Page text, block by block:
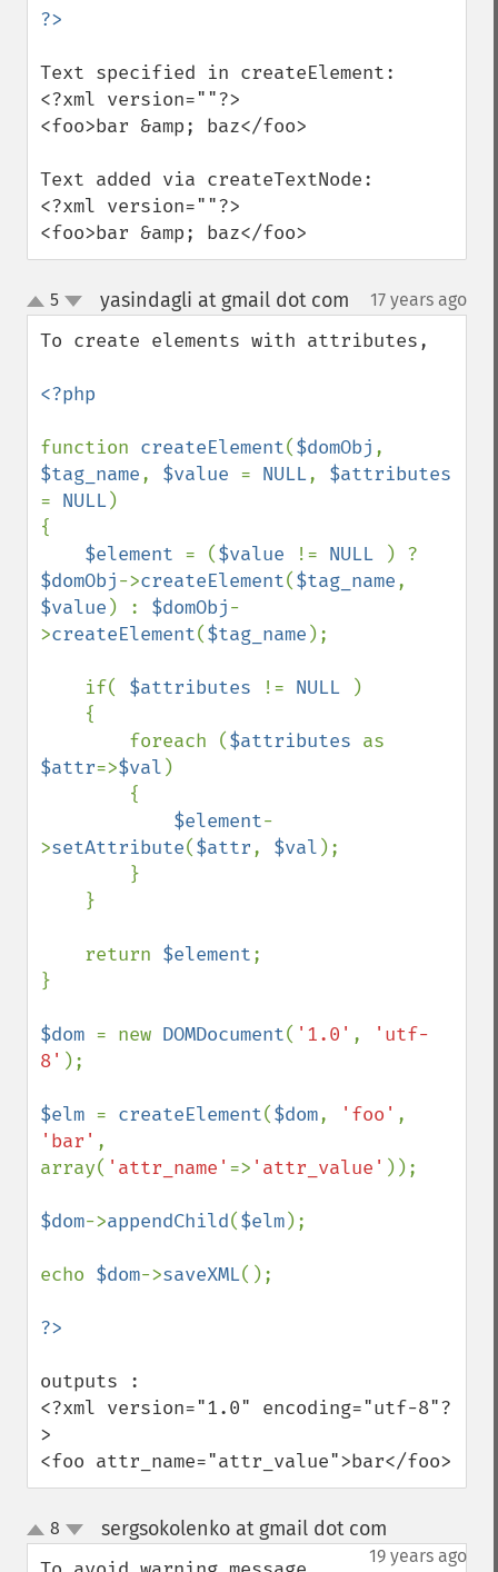
Text specified in createElement:
<?xml version=""?>
<foo>bar &amp; baz</foo>
Text added via createTextNode:
<?xml version=""?>
<foo>bar &amp; baz</foo>
up
down
5 yasindagli at gmail dot com 17 years ago
To create elements with attributes,
<?php
function createElement($domObj
$tag_name, $value = NULL,
= NULL)
{
$element = ($value != NULL
$domObj->createElement($tag_name
$value ) : $domObj-
>createElement($tag_name );
    if(
$attributes != NULL
)
        foreach (
$attributes
$attr=>$val )
$element-
>setAttribute($attr, $val );
    return
$element;
}
$dom = new DOMDocument( '1.0' ,
'utf-
8' );
$elm = createElement($dom, 'foo'
'bar' ,
array( 'attr_name' => 'attr_value' ));
$dom->appendChild($elm);
echo $dom->saveXML();
outputs :
<?xml version="1.0" encoding="utf-8"?
>
<foo attr_name="attr_value">bar</foo>
up
down
8 sergsokolenko at gmail dot com
19 years ago